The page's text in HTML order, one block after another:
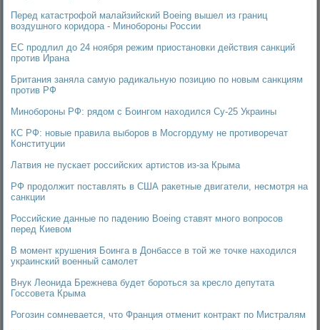
Перед катастрофой малайзийский Boeing вышел из границ
воздушного коридора - Минобороны России
ЕС продлил до 24 ноября режим приостановки действия санкций
против Ирана
Британия заняла самую радикальную позицию по новым санкциям
против РФ
Минобороны РФ: рядом с Боингом находился Су-25 Украины
КС РФ: новые правила выборов в Мосгордуму не противоречат
Конституции
Латвия не пускает российских артистов из-за Крыма
РФ продолжит поставлять в США ракетные двигатели, несмотря на
санкции
Российские данные по падению Boeing ставят много вопросов
перед Киевом
В момент крушения Боинга в Донбассе в той же точке находился
украинский военный самолет
Внук Леонида Брежнева будет бороться за кресло депутата
Госсовета Крыма
Рогозин сомневается, что Франция отменит контракт по Мистралям